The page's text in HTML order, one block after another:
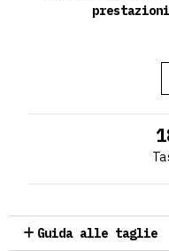
Guida alle taglie